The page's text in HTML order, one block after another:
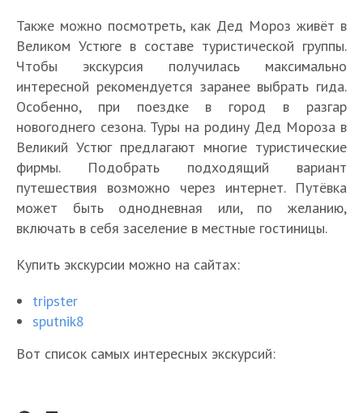
Также можно посмотреть, как Дед Мороз живёт в
Великом Устюге в составе туристической группы.
Чтобы экскурсия получилась максимально
интересной рекомендуется заранее выбрать гида.
Особенно, при поездке в город в разгар
новогоднего сезона. Туры на родину Дед Мороза в
Великий Устюг предлагают многие туристические
фирмы. Подобрать подходящий вариант
путешествия возможно через интернет. Путёвка
может быть однодневная или, по желанию,
включать в себя заселение в местные гостиницы.
Купить экскурсии можно на сайтах:
tripster
sputnik8
Вот список самых интересных экскурсий: